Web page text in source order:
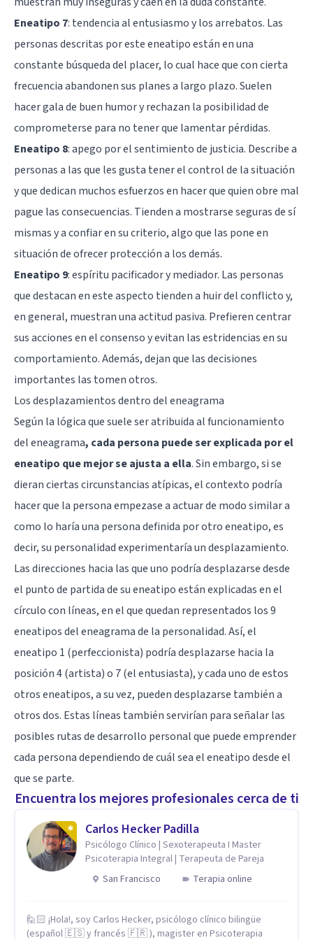
Eneatipo 7: tendencia al entusiasmo y los arrebatos. Las
personas descritas por este eneatipo están en una
constante búsqueda del placer, lo cual hace que con cierta
frecuencia abandonen sus planes a largo plazo. Suelen
hacer gala de buen humor y rechazan la posibilidad de
comprometerse para no tener que lamentar pérdidas.
Eneatipo 8: apego por el sentimiento de justicia. Describe a
personas a las que les gusta tener el control de la situación
y que dedican muchos esfuerzos en hacer que quien obre mal
pague las consecuencias. Tienden a mostrarse seguras de sí
mismas y a confiar en su criterio, algo que las pone en
situación de ofrecer protección a los demás.
Eneatipo 9: espíritu pacificador y mediador. Las personas
que destacan en este aspecto tienden a huir del conflicto y,
en general, muestran una actitud pasiva. Prefieren centrar
sus acciones en el consenso y evitan las estridencias en su
comportamiento. Además, dejan que las decisiones
importantes las tomen otros.
Los desplazamientos dentro del eneagrama
Según la lógica que suele ser atribuida al funcionamiento
del eneagrama, cada persona puede ser explicada por el
eneatipo que mejor se ajusta a ella. Sin embargo, si se
dieran ciertas circunstancias atípicas, el contexto podría
hacer que la persona empezase a actuar de modo similar a
como lo haría una persona definida por otro eneatipo, es
decir, su personalidad experimentaría un desplazamiento.
Las direcciones hacia las que uno podría desplazarse desde
el punto de partida de su eneatipo están explicadas en el
círculo con líneas, en el que quedan representados los 9
eneatipos del eneagrama de la personalidad. Así, el
eneatipo 1 (perfeccionista) podría desplazarse hacia la
posición 4 (artista) o 7 (el entusiasta), y cada uno de estos
otros eneatipos, a su vez, pueden desplazarse también a
otros dos. Estas líneas también servirían para señalar las
posibles rutas de desarrollo personal que puede emprender
cada persona dependiendo de cuál sea el eneatipo desde el
que se parte.
Encuentra los mejores profesionales cerca de ti
Carlos Hecker Padilla
Psicólogo Clínico | Sexoterapeuta I Master
Psicoterapia Integral | Terapeuta de Pareja
San Francisco
Terapia online
🙋🏻 ¡Hola!, soy Carlos Hecker, psicólogo clínico bilingüe
(español 🇪🇸 y francés 🇫🇷 ), magister en Psicoterapia